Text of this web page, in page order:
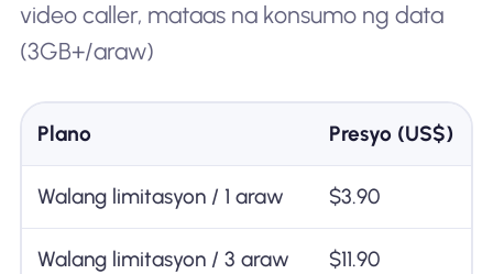
video caller, mataas na konsumo ng data
(3GB+/araw)
Plano Presyo (US$)
Walang limitasyon / 1 araw $3.90
Walang limitasyon / 3 araw $11.90